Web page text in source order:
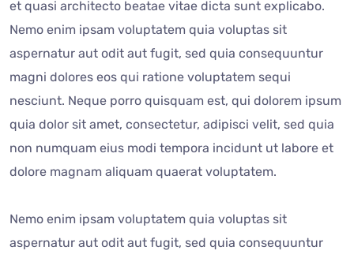
et quasi architecto beatae vitae dicta sunt explicabo.
Nemo enim ipsam voluptatem quia voluptas sit
aspernatur aut odit aut fugit, sed quia consequuntur
magni dolores eos qui ratione voluptatem sequi
nesciunt. Neque porro quisquam est, qui dolorem ipsum
quia dolor sit amet, consectetur, adipisci velit, sed quia
non numquam eius modi tempora incidunt ut labore et
dolore magnam aliquam quaerat voluptatem.
Nemo enim ipsam voluptatem quia voluptas sit
aspernatur aut odit aut fugit, sed quia consequuntur